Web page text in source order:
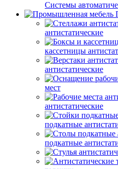
Системы
антистатические
кассетницы
антистатические
мест
антистатические
подкатные
подкатные